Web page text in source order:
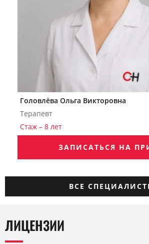
Головлёва Ольга Викторовна
Терапевт
Стаж – 8 лет
ЗАПИСАТЬСЯ НА
ВСЕ
ЛИЦЕНЗИИ